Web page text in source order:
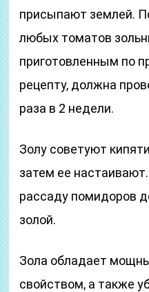
присыпают землей.
любых томатов
приготовленным по
рецепту, должна
раза в 2 недели.
Золу советуют
затем ее
рассаду помидоров
золой.
Зола обладает
свойством, а также